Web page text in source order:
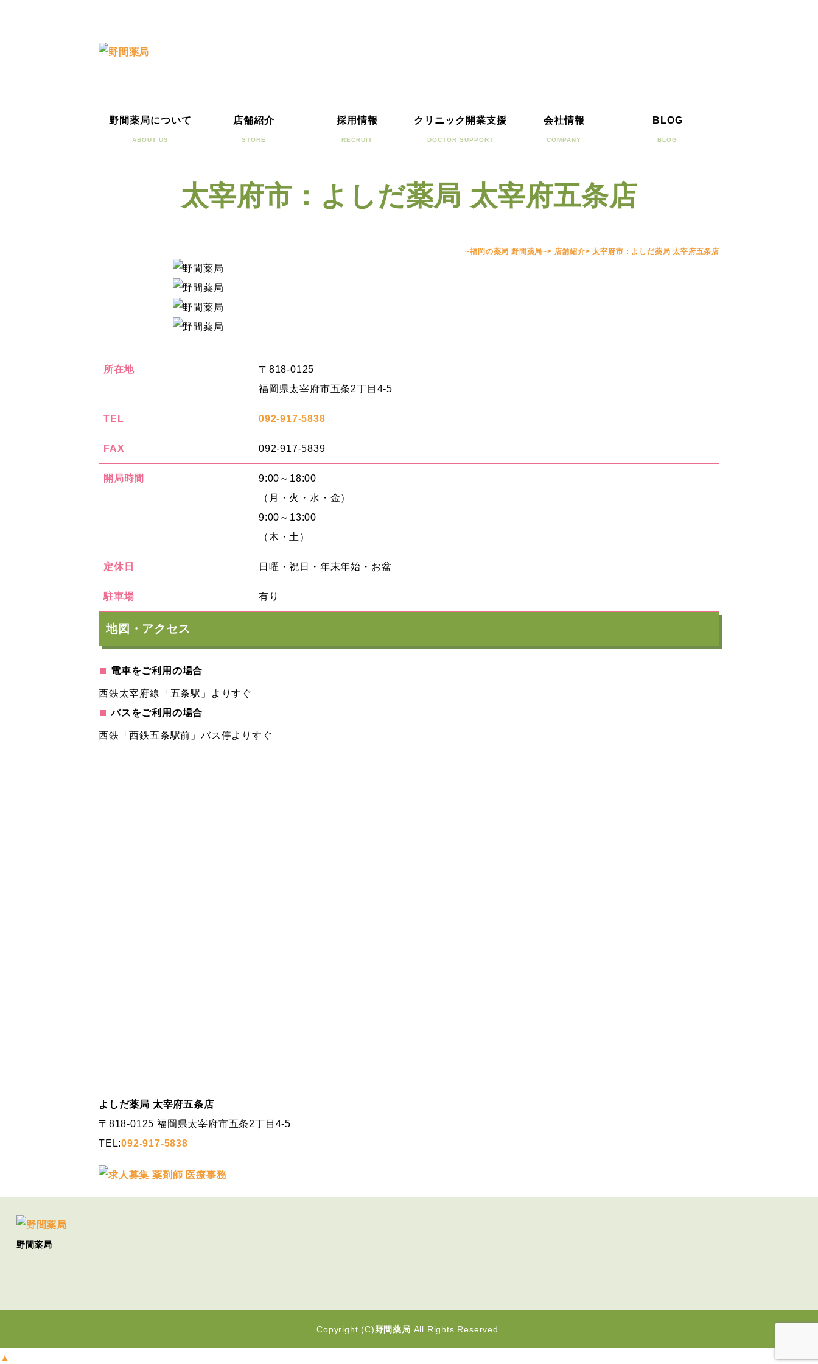
野間薬局について
ABOUT US
店舗紹介
STORE
採用情報
RECRUIT
クリニック開業支援
DOCTOR SUPPORT
会社情報
COMPANY
BLOG
BLOG
太宰府市：よしだ薬局 太宰府五条店
~福岡の薬局 野間薬局~> 店舗紹介>太宰府市：よしだ薬局 太宰府五条店
所在地
〒818-0125
福岡県太宰府市五条2丁目4-5
TEL 092-917-5838
FAX 092-917-5839
開局時間
9:00～18:00
（月・火・水・金）
9:00～13:00
（木・土）
定休日 日曜・祝日・年末年始・お盆
駐車場 有り
地図・アクセス
電車をご利用の場合
西鉄太宰府線「五条駅」よりすぐ
バスをご利用の場合
西鉄「西鉄五条駅前」バス停よりすぐ
よしだ薬局 太宰府五条店
〒818-0125 福岡県太宰府市五条2丁目4-5
TEL:092-917-5838
野間薬局
Copyright (C)野間薬局 .All Rights Reserved.
▲